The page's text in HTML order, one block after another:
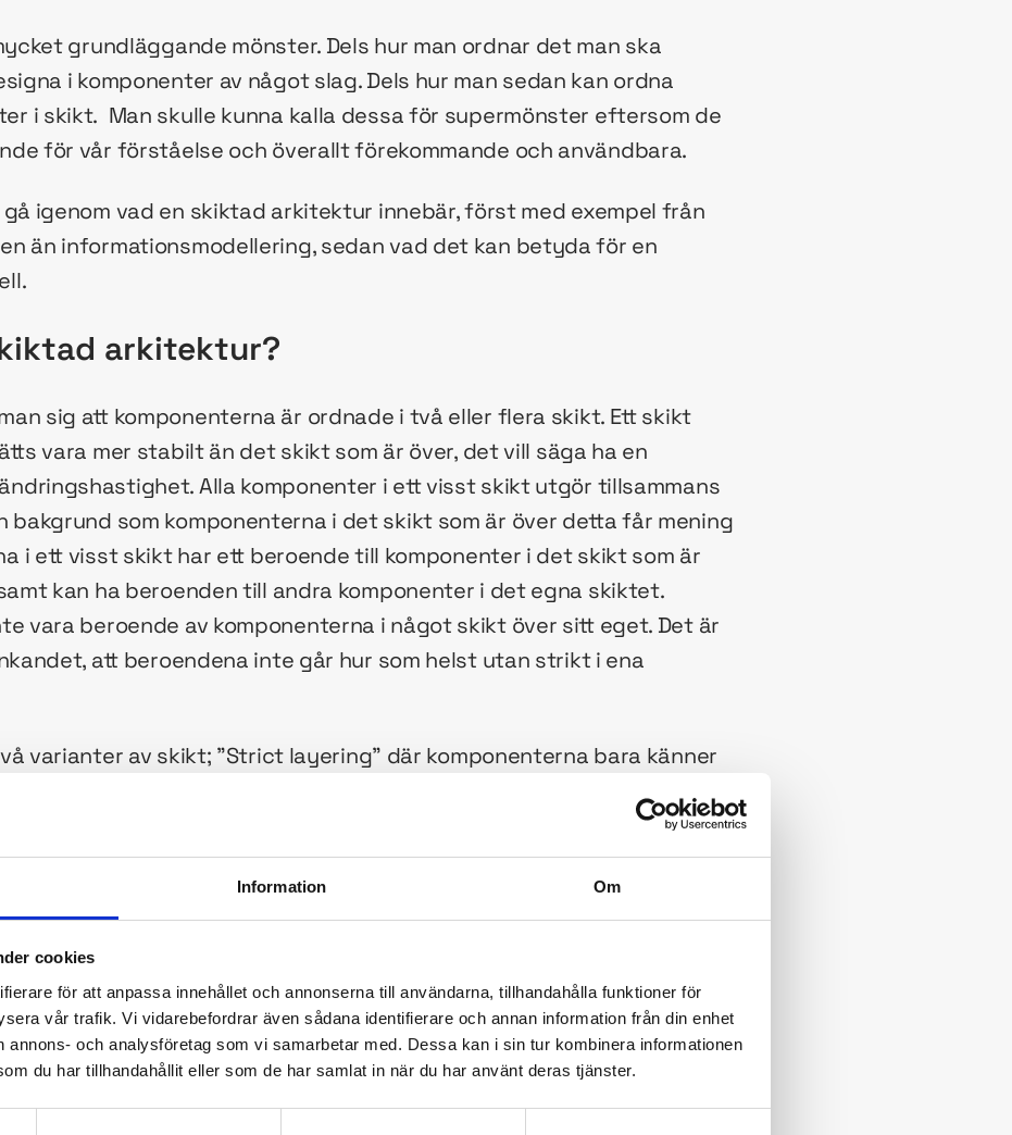
Information Om
cookies
för att anpassa innehållet och annonserna till användarna, tillhandahålla funktioner för
vår trafik. Vi vidarebefordrar även sådana identifierare och annan information från din enhet
annons- och analysföretag som vi samarbetar med. Dessa kan i sin tur kombinera informationen
du har tillhandahållit eller som de har samlat in när du har använt deras tjänster.
grundläggande mönster. Dels hur man ordnar det man ska
i komponenter av något slag. Dels hur man sedan kan ordna
i skikt. Man skulle kunna kalla dessa för supermönster eftersom de
för vår förståelse och överallt förekommande och användbara.
gå igenom vad en skiktad arkitektur innebär, först med exempel från
än informationsmodellering, sedan vad det kan betyda för en
arkitektur?
sig att komponenterna är ordnade i två eller flera skikt. Ett skikt
vara mer stabilt än det skikt som är över, det vill säga ha en
Alla komponenter i ett visst skikt utgör tillsammans
bakgrund som komponenterna i det skikt som är över detta får mening
i ett visst skikt har ett beroende till komponenter i det skikt som är
kan ha beroenden till andra komponenter i det egna skiktet.
vara beroende av komponenterna i något skikt över sitt eget. Det är
att beroendena inte går hur som helst utan strikt i ena
varianter av skikt; ”Strict layering” där komponenterna bara känner
”relaxed layering” där komponenter även kan använda komponenter i
det skikt som är direkt under.
sätt, ibland strikt, ibland mindre strikt, har tillämpats så gott som
tänkt ut eller konstruerat saker. Det är detta som gör det till något
För att ge en känsla för vad en sådan skiktning innebär, generellt
exempel från helt andra områden än informationsarkitektur.
skiktad arkitektur: Byggnadsarkitektur